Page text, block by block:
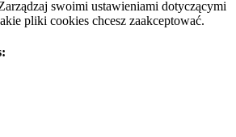
swoimi ustawieniami dotyczącymi
pliki cookies chcesz zaakceptować.